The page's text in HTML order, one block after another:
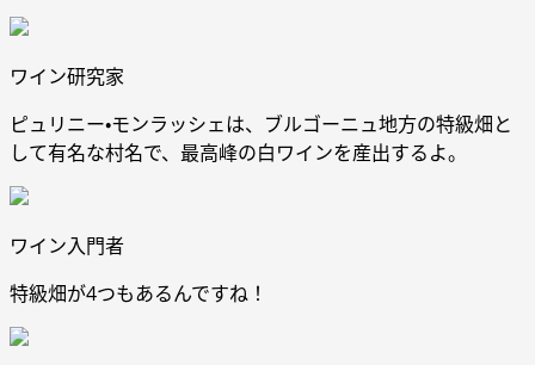
ワイン研究家
ピュリニー・モンラッシェは、ブルゴーニュ地方の特級畑と
して有名な村名で、最高峰の白ワインを産出するよ。
ワイン入門者
特級畑が4つもあるんですね！